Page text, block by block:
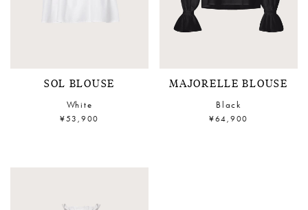
SOL BLOUSE
White
¥53,900
MAJORELLE BLOUSE
Black
¥64,900